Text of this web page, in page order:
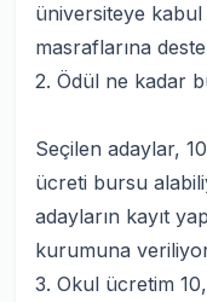
üniversiteye kabul
masraflarına
2. Ödül ne kadar
Seçilen adaylar,
ücreti bursu
adayların kayıt
kurumuna
3. Okul ücretim